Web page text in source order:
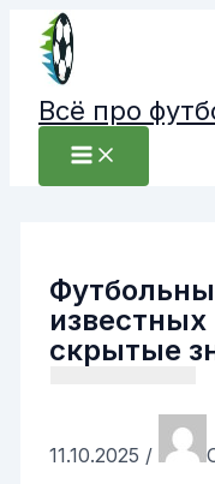
Перейти
содержимому
Всё про
известных
скрытые
11.10.2025 /